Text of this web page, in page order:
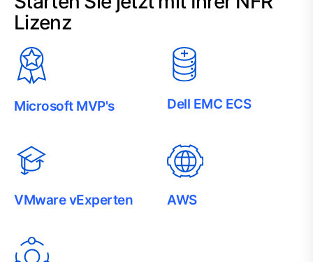
Lizenz
Microsoft MVP's Dell EMC ECS
VMware vExperten AWS